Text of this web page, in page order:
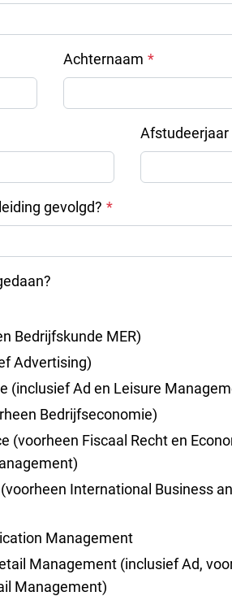
Achternaam
Afstudeerjaar
gevolgd?
Bedrijfskunde MER)
Advertising)
(inclusief Ad en Leisure
Bedrijfseconomie)
(voorheen Fiscaal Recht en
International Business
Management
Management (inclusief Ad,
Management)